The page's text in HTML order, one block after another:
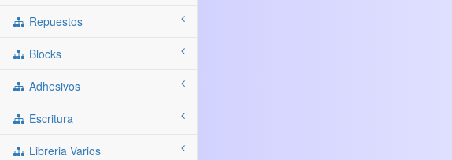
Repuestos
Blocks
Adhesivos
Escritura
Libreria Varios